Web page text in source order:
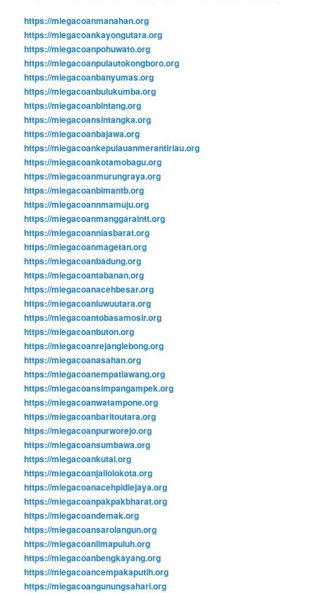
https://miegacoanmanahan.org
https://miegacoankayongutara.org
https://miegacoanpohuwato.org
https://miegacoanpulautokongboro.org
https://miegacoanbanyumas.org
https://miegacoanbulukumba.org
https://miegacoanbintang.org
https://miegacoansintangka.org
https://miegacoanbajawa.org
https://miegacoankepulauanmerantiriau.org
https://miegacoankotamobagu.org
https://miegacoanmurungraya.org
https://miegacoanbimantb.org
https://miegacoannmamuju.org
https://miegacoanmanggaraintt.org
https://miegacoanniasbarat.org
https://miegacoanmagetan.org
https://miegacoanbadung.org
https://miegacoantabanan.org
https://miegacoanacehbesar.org
https://miegacoanluwuutara.org
https://miegacoantobasamosir.org
https://miegacoanbuton.org
https://miegacoanrejanglebong.org
https://miegacoanasahan.org
https://miegacoanempatlawang.org
https://miegacoansimpangampek.org
https://miegacoanwatampone.org
https://miegacoanbaritoutara.org
https://miegacoanpurworejo.org
https://miegacoansumbawa.org
https://miegacoankutai.org
https://miegacoanjailolokota.org
https://miegacoanacehpidiejaya.org
https://miegacoanpakpakbharat.org
https://miegacoandemak.org
https://miegacoansarolangun.org
https://miegacoanlimapuluh.org
https://miegacoanbengkayang.org
https://miegacoancempakaputih.org
https://miegacoangunungsahari.org